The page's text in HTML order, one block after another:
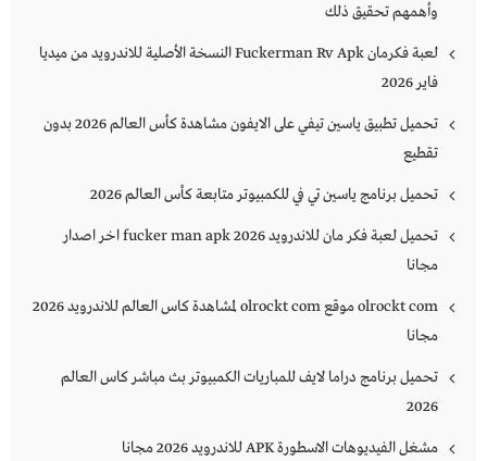
وأهمهم تحقيق ذلك
لعبة فكرمان Fuckerman Rv Apk النسخة الأصلية للاندرويد من ميديا
فاير 2026
تحميل تطبيق ياسين تيفي على الايفون مشاهدة كأس العالم 2026 بدون
تقطيع
تحميل برنامج ياسين تي في للكمبيوتر متابعة كأس العالم 2026
تحميل لعبة فكر مان للاندرويد 2026 fucker man apk اخر اصدار
مجانا
olrockt com موقع olrockt com لمشاهدة كاس العالم للاندرويد 2026
مجانا
تحميل برنامج دراما لايف للمباريات الكمبيوتر بث مباشر كاس العالم
2026
مشغل الفيديوهات الاسطورة APK للاندرويد 2026 مجانا